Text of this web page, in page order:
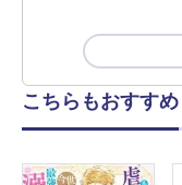
こちらもおすすめ